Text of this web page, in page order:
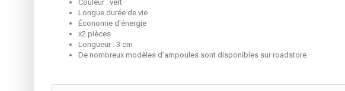
Couleur : vert
Longue durée de vie
Économie d'énergie
x2 pièces
Longueur : 3 cm
De nombreux modèles d'ampoules sont disponibles sur roadstore